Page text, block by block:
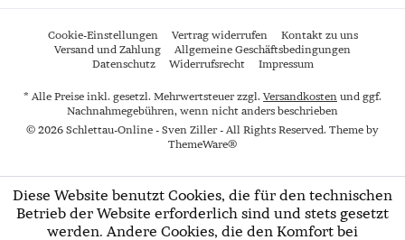
Cookie-Einstellungen Vertrag widerrufen
Kontakt zu uns
Versand und Zahlung
Allgemeine Geschäftsbedingungen
Datenschutz
Widerrufsrecht Impressum
* Alle Preise inkl. gesetzl. Mehrwertsteuer zzgl. Versandkosten und ggf.
Nachnahmegebühren, wenn nicht anders beschrieben
© 2026 Schlettau-Online - Sven Ziller - All Rights Reserved. Theme by
ThemeWare®
Diese Website benutzt Cookies, die für den technischen
Betrieb der Website erforderlich sind und stets gesetzt
werden. Andere Cookies, die den Komfort bei